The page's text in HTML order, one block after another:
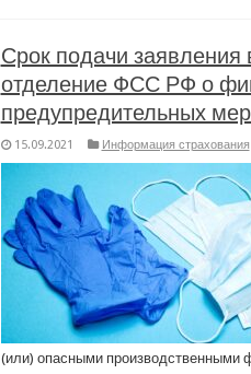
Срок подачи заявления
отделение ФСС РФ о
предупредительных
15.09.2021 Информация страхования
(или) опасными производственными